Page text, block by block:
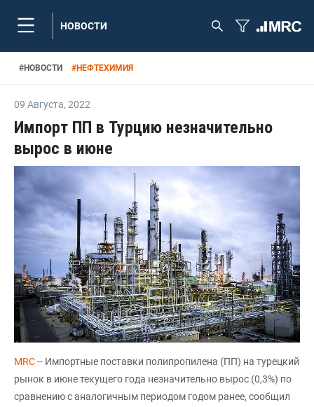
НОВОСТИ
#НОВОСТИ #НЕФТЕХИМИЯ
09 Августа, 2022
Импорт ПП в Турцию незначительно
вырос в июне
MRC-- Импортные поставки полипропилена (ПП) на турецкий
рынок в июне текущего года незначительно вырос (0,3%) по
сравнению с аналогичным периодом годом ранее, сообщил